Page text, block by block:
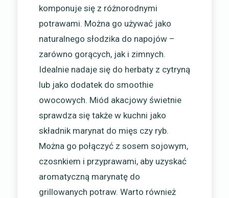
komponuje się z różnorodnymi
potrawami. Można go używać jako
naturalnego słodzika do napojów –
zarówno gorących, jak i zimnych.
Idealnie nadaje się do herbaty z cytryną
lub jako dodatek do smoothie
owocowych. Miód akacjowy świetnie
sprawdza się także w kuchni jako
składnik marynat do mięs czy ryb.
Można go połączyć z sosem sojowym,
czosnkiem i przyprawami, aby uzyskać
aromatyczną marynatę do
grillowanych potraw. Warto również